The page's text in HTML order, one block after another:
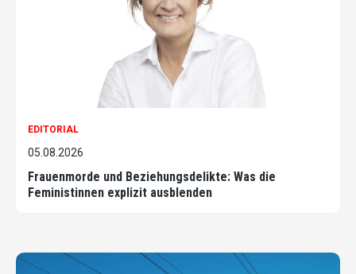
EDITORIAL
05.08.2026
Frauenmorde und Beziehungsdelikte: Was die
Feministinnen explizit ausblenden